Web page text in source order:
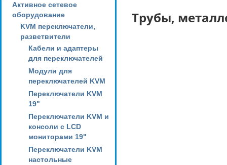
Активное сетевое
оборудование
KVM переключатели,
разветвители
Кабели и адаптеры
для переключателей
Модули для
переключателей KVM
Переключатели KVM
19"
Переключатели KVM и
консоли с LCD
мониторами 19"
Переключатели KVM
настольные
Трубы,